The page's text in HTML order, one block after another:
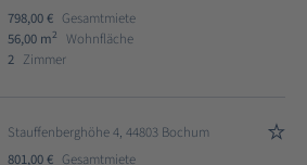
798,00 € Gesamtmiete
56,00 m2
Wohnfläche
2 Zimmer
Stauffenberghöhe 4, 44803 Bochum
801,00 € Gesamtmiete